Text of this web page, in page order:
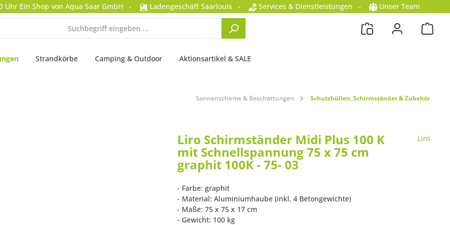
Uhr Ein Shop von Aqua Saar GmbH - Ladengeschäft Saarlouis - Services & Dienstleistungen - Unser Team
Strandkörbe Camping & Outdoor Aktionsartikel & SALE
Sonnenschirme & Beschattungen Schutzhüllen, Schirmständer & Zubehör
Liro Schirmständer Midi Plus 100 K
mit Schnellspannung 75 x 75 cm
graphit 100K - 75- 03
Liro
- Farbe: graphit
- Material: Aluminiumhaube (inkl. 4 Betongewichte)
- Maße: 75 x 75 x 17 cm
- Gewicht: 100 kg